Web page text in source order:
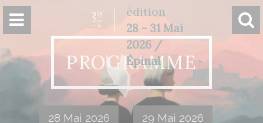
édition
28 - 31 Mai
2026 /
Épinal
PROGRAMME
28 Mai 2026 29 Mai 2026
Panneau de gestion des cookies